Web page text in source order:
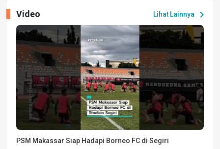
Lihat Lainnya chevron_right
Video
PSM Makassar Siap Hadapi Borneo FC di Segiri